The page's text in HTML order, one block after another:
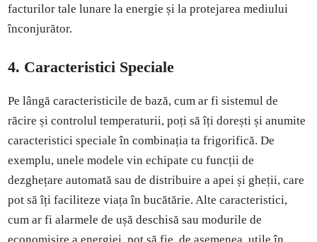
facturilor tale lunare la energie și la protejarea mediului
înconjurător.
4. Caracteristici Speciale
Pe lângă caracteristicile de bază, cum ar fi sistemul de
răcire și controlul temperaturii, poți să îți dorești și anumite
caracteristici speciale în combinația ta frigorifică. De
exemplu, unele modele vin echipate cu funcții de
dezghețare automată sau de distribuire a apei și gheții, care
pot să îți faciliteze viața în bucătărie. Alte caracteristici,
cum ar fi alarmele de ușă deschisă sau modurile de